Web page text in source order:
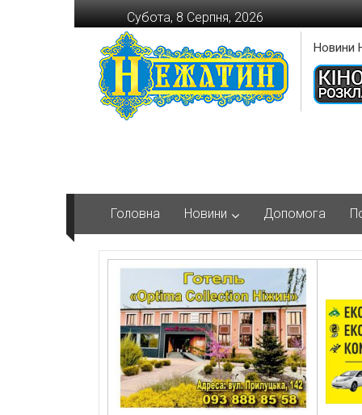
Перейти
до
вмісту
Субота, 8 Серпня, 2026
Новини
Головна Новини Допомога